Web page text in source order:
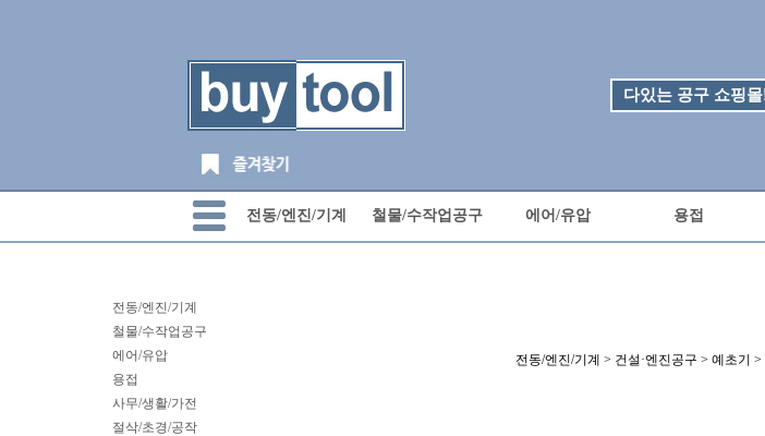
전동/엔진/기계 철물/수작업공구 에어/유압 용접
전동/엔진/기계
철물/수작업공구
에어/유압
용접
사무/생활/가전
절삭/초경/공작
전동/엔진/기계 > 건설·엔진공구 > 예초기 >